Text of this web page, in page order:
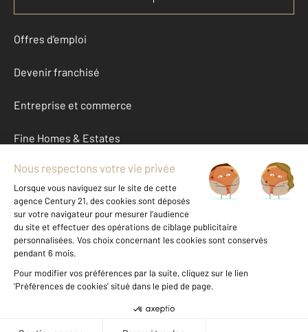
Offres d'emploi
Devenir franchisé
Entreprise et commerce
Fine Homes & Estates
À propos
International
Nous contacter
Données personnelles